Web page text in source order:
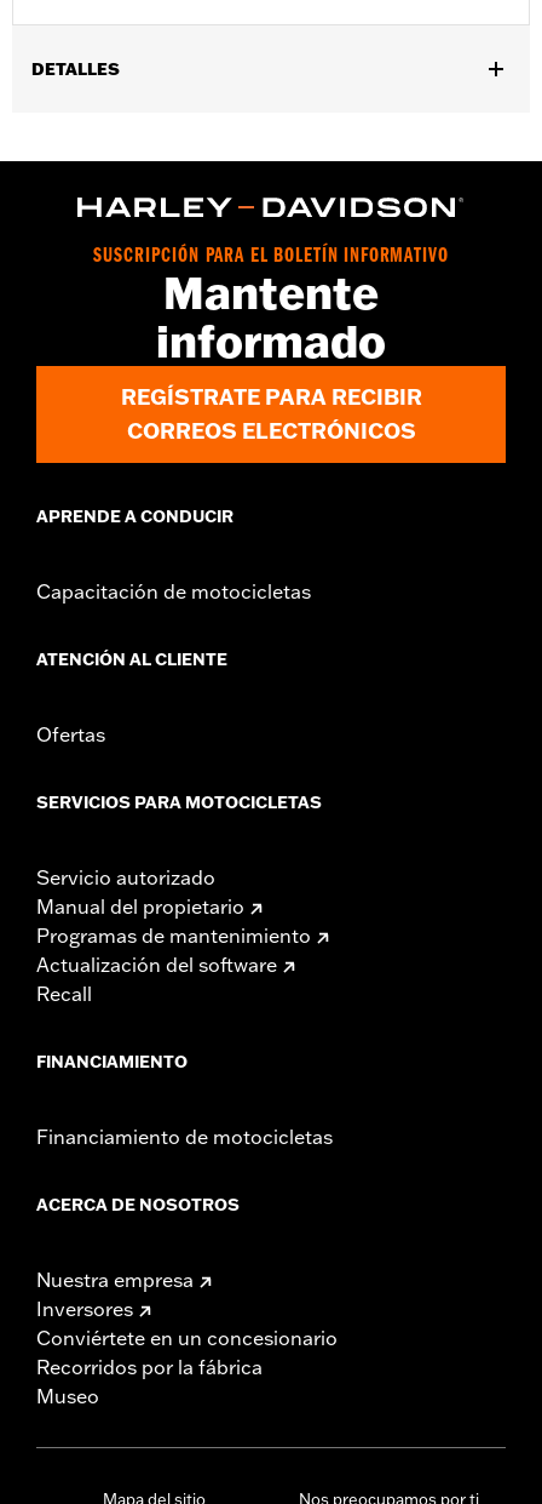
DETALLES
Installation Instructions
Capacidad:2600 Cubic inch
Resistente al agua:Sí
2 year limited warranty – Go towww.h-
d.com/warrantyfor full details
SUSCRIPCIÓN PARA EL BOLETÍN INFORMATIVO
Mantente
informado
REGÍSTRATE PARA RECIBIR
CORREOS ELECTRÓNICOS
APRENDE A CONDUCIR
Capacitación de motocicletas
ATENCIÓN AL CLIENTE
Ofertas
SERVICIOS PARA MOTOCICLETAS
Servicio autorizado
Manual del propietario
Programas de mantenimiento
Actualización del software
Recall
FINANCIAMIENTO
Financiamiento de motocicletas
ACERCA DE NOSOTROS
Nuestra empresa
Inversores
Conviértete en un concesionario
Recorridos por la fábrica
Museo
Mapa del sitio Nos preocupamos por ti